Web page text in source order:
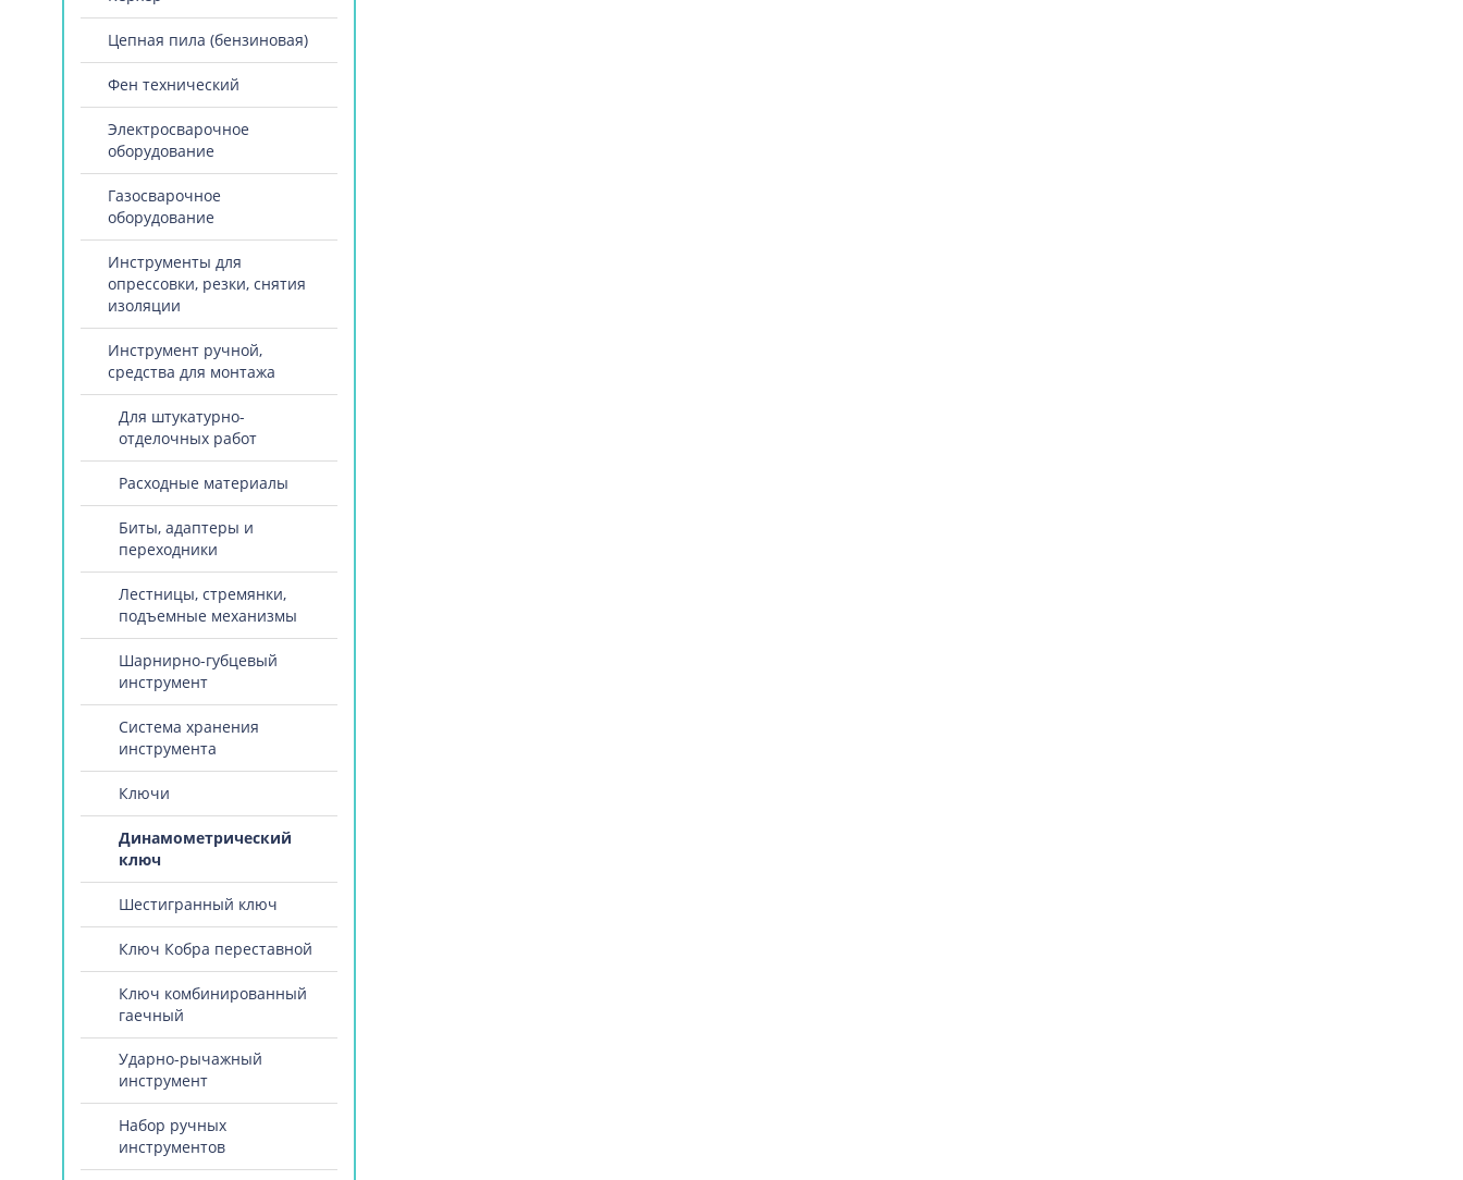
Цепная пила (бензиновая)
Фен технический
Электросварочное
оборудование
Газосварочное
оборудование
Инструменты для
опрессовки, резки, снятия
изоляции
Инструмент ручной,
средства для монтажа
Для штукатурно-
отделочных работ
Расходные материалы
Биты, адаптеры и
переходники
Лестницы, стремянки,
подъемные механизмы
Шарнирно-губцевый
инструмент
Система хранения
инструмента
Ключи
Динамометрический
ключ
Шестигранный ключ
Ключ Кобра переставной
Ключ комбинированный
гаечный
Ударно-рычажный
инструмент
Набор ручных
инструментов